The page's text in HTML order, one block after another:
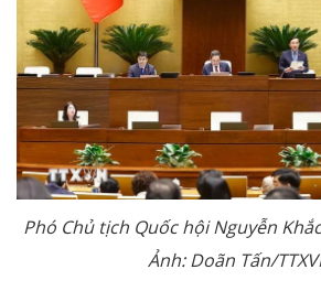
Phó Chủ tịch Quốc hội Nguyễn
Ảnh: Doãn Tấn/